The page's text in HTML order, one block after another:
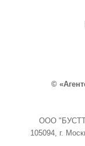
©
ООО
105094, г.